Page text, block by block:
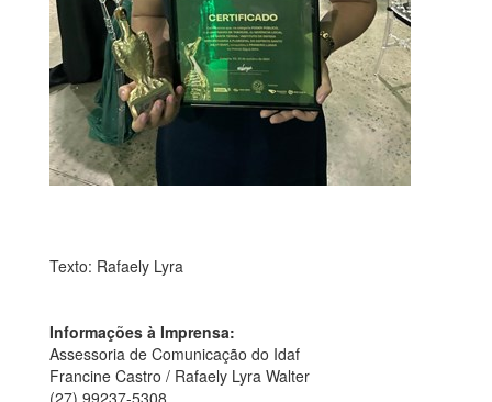
Texto: Rafaely Lyra
Informações à Imprensa:
Assessoria de Comunicação do Idaf
Francine Castro / Rafaely Lyra Walter